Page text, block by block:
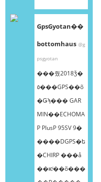
GpsGyotan��
bottomhaus @g
psgyotan
���줬2018ǯ�
٥���GPS��õ
�Ǥϡ��� GAR
MIN��ECHOMA
P PlusP 95SV 9�
����DGPS�ե
�CHIRP ���å
��ѥͥ��õ���